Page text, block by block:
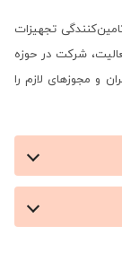
۱۳۸۹ کار خود را با تامین‌کنندگی تجهیزات
شرکت در حوزه
و مجوزهای لازم را